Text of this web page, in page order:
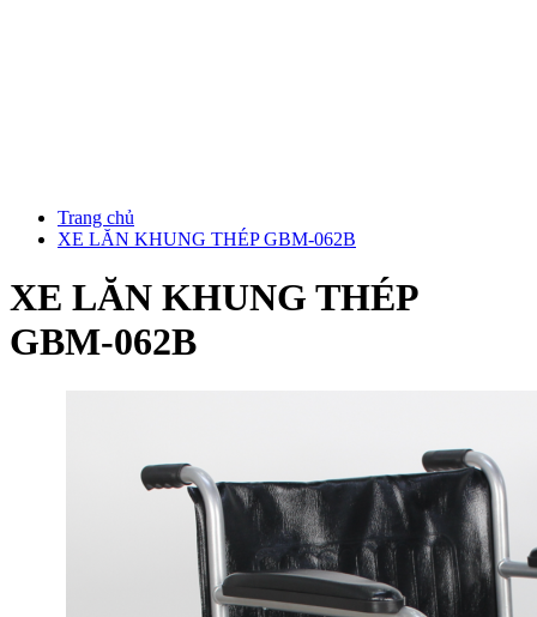
Trang chủ
XE LĂN KHUNG THÉP GBM-062B
XE LĂN KHUNG THÉP
GBM-062B